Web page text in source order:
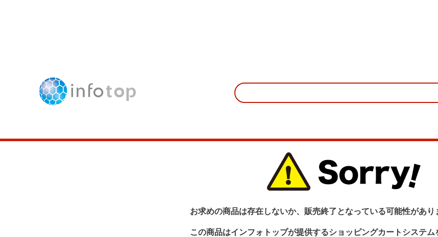
お求めの商品は存在しないか、販売終了となっている可能性があり
この商品はインフォトップが提供するショッピングカートシステム